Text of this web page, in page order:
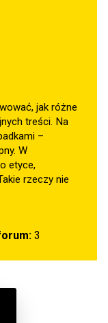
jak różne
treści. Na
–
W
etyce,
rzeczy nie
3